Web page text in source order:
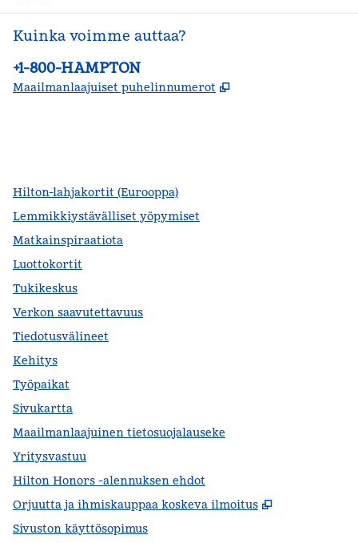
Kuinka voimme auttaa?
Puhelin:
+1-800-HAMPTON
Maailmanlaajuiset puhelinnumerot ,
Hilton-lahjakortit (Eurooppa)
Lemmikkiystävälliset yöpymiset
Matkainspiraatiota
Luottokortit
Tukikeskus
Verkon saavutettavuus
Tiedotusvälineet
Kehitys
Työpaikat
Sivukartta
Maailmanlaajuinen tietosuojalauseke
Yritysvastuu
Hilton Honors -alennuksen ehdot
Orjuutta ja ihmiskauppaa koskeva ilmoitus
,
Sivuston käyttösopimus